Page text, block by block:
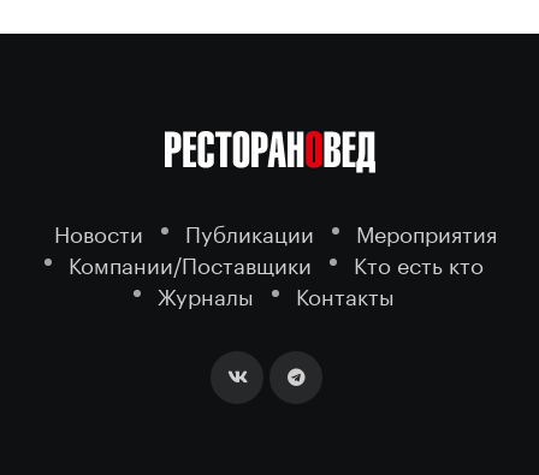
Новости Публикации
Мероприятия
Компании/Поставщики
Кто есть кто
Журналы
Контакты